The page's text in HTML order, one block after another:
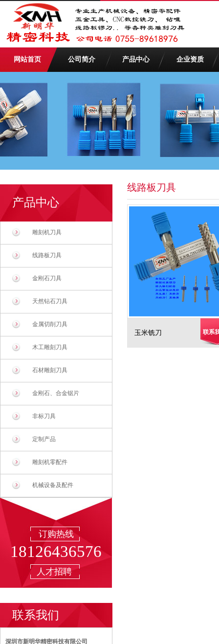
网站首页 公司简介 产品中心 企业资质
产品中心
雕刻机刀具
线路板刀具
金刚石刀具
天然钻石刀具
金属切削刀具
木工雕刻刀具
石材雕刻刀具
金刚石、合金锯片
非标刀具
定制产品
雕刻机零配件
机械设备及配件
订购热线
18126436576
人才招聘
联系我们
深圳市新明华精密科技有限公司
线路板刀具
玉米铣刀 联系